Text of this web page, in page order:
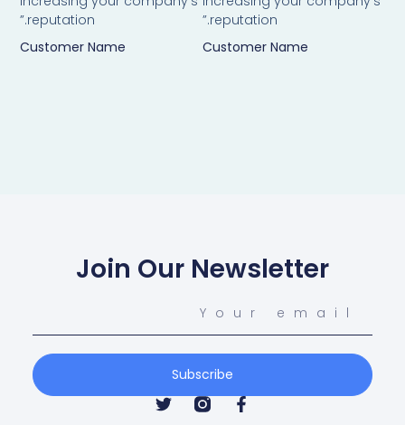
reputation.”
Customer Name
reputation.”
Customer Name
Join Our Newsletter
Subscribe